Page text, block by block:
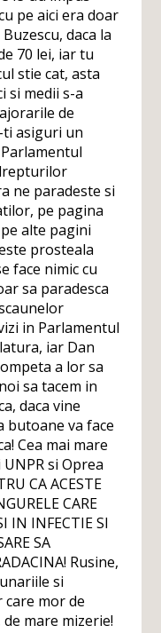
pe aici era doar
daca la
70 lei, iar tu
stie cat, asta
si medii s-a
de
ti asiguri un
ne paradeste si
pe pagina
alte pagini
prosteala
face nimic cu
sa paradesca
in Parlamentul
iar Dan
a lor sa
sa tacem in
daca vine
butoane va face
Cea mai mare
si Oprea
CA ACESTE
CARE
IN INFECTIE SI
SA
Rusine,
si
care mor de
mare mizerie!